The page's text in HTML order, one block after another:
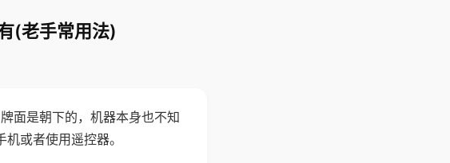
(老手常用法)
面是朝下的，机器本身也不知
或者使用遥控器。